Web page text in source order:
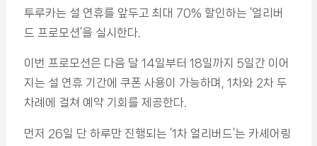
투루카는 설 연휴를 앞두고 최대 70% 할인하는 ‘얼리버
드 프로모션’을 실시한다.
이번 프로모션은 다음 달 14일부터 18일까지 5일간 이어
지는 설 연휴 기간에 쿠폰 사용이 가능하며, 1차와 2차 두
차례에 걸쳐 예약 기회를 제공한다.
먼저 26일 단 하루만 진행되는 ‘1차 얼리버드’는 카셰어링